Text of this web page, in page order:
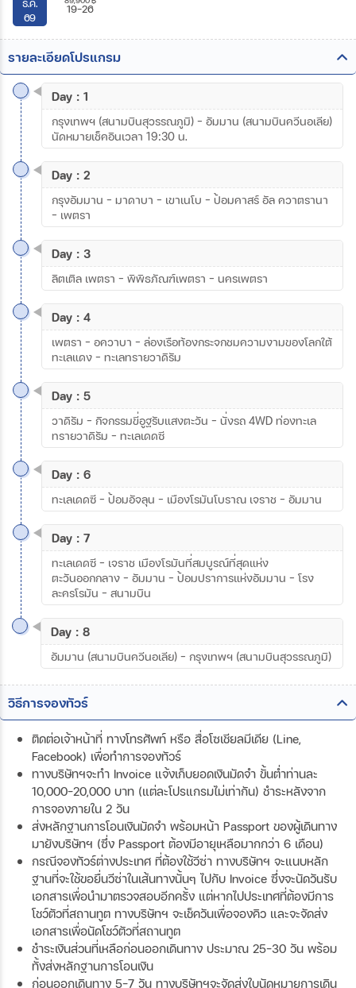
ธ.ค.
69
19-26
รายละเอียดโปรแกรม
Day : 1
กรุงเทพฯ (สนามบินสุวรรณภูมิ) - อัมมาน (สนามบินควีนอเลีย)
นัดหมายเช็คอินเวลา 19:30 น.
Day : 2
กรุงอัมมาน - มาดาบา - เขาเนโบ - ป้อมคาสร์ อัล ควาตรานา
- เพตรา
Day : 3
ลิตเติล เพตรา – พิพิธภัณฑ์เพตรา - นครเพตรา
Day : 4
เพตรา – อควาบา - ล่องเรือท้องกระจกชมความงามของโลกใต้
ทะเลแดง - ทะเลทรายวาดิรัม
Day : 5
วาดิรัม – กิจกรรมขี่อูฐรับแสงตะวัน - นั่งรถ 4WD ท่องทะเล
ทรายวาดิรัม – ทะเลเดดซี
Day : 6
ทะเลเดดซี – ป้อมอัจลุน – เมืองโรมันโบราณ เจราช – อัมมาน
Day : 7
ทะเลเดดซี - เจราช เมืองโรมันที่สมบูรณ์ที่สุดแห่ง
ตะวันออกกลาง – อัมมาน – ป้อมปราการแห่งอัมมาน – โรง
ละครโรมัน – สนามบิน
Day : 8
อัมมาน (สนามบินควีนอเลีย) - กรุงเทพฯ (สนามบินสุวรรณภูมิ)
วิธีการจองทัวร์
ติดต่อเจ้าหน้าที่ ทางโทรศัพท์ หรือ สื่อโซเชียลมีเดีย (Line,
Facebook) เพื่อทำการจองทัวร์
ทางบริษัทฯจะทำ Invoice แจ้งเก็บยอดเงินมัดจำ ขั้นต่ำท่านละ
10,000-20,000 บาท (แต่ละโปรแกรมไม่เท่ากัน) ชำระหลังจาก
การจองภายใน 2 วัน
ส่งหลักฐานการโอนเงินมัดจำ พร้อมหน้า Passport ของผู้เดินทาง
มายังบริษัทฯ (ซึ่ง Passport ต้องมีอายุเหลือมากกว่า 6 เดือน)
กรณีจองทัวร์ต่างประเทศ ที่ต้องใช้วีซ่า ทางบริษัทฯ จะแนบหลัก
ฐานที่จะใช้ขอยื่นวีซ่าในเส้นทางนั้นๆ ไปกับ Invoice ซึ่งจะนัดวันรับ
เอกสารเพื่อนำมาตรวจสอบอีกครั้ง แต่หากไปประเทศที่ต้องมีการ
โชว์ตัวที่สถานทูต ทางบริษัทฯ จะเช็ควันเพื่อจองคิว และจะจัดส่ง
เอกสารเพื่อนัดโชว์ตัวที่สถานทูต
ชำระเงินส่วนที่เหลือก่อนออกเดินทาง ประมาณ 25-30 วัน พร้อม
ทั้งส่งหลักฐานการโอนเงิน
ก่อนออกเดินทาง 5-7 วัน ทางบริษัทฯจะจัดส่งใบนัดหมายการเดิน